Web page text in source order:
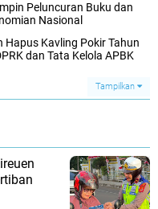
Peluncuran Buku dan
Nasional
Hapus Kavling Pokir Tahun
dan Tata Kelola APBK
Tampilkan